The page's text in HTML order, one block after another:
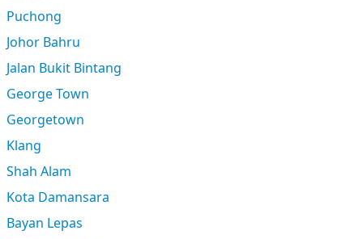
Puchong
Johor Bahru
Jalan Bukit Bintang
George Town
Georgetown
Klang
Shah Alam
Kota Damansara
Bayan Lepas